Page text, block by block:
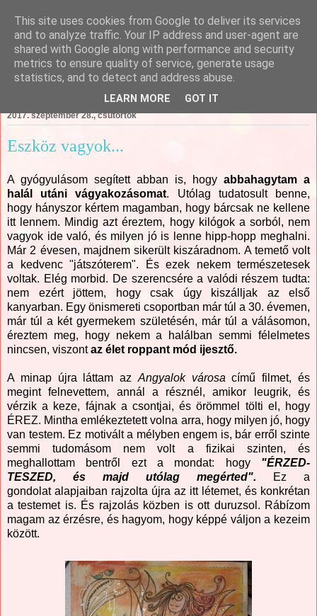
Csajági Ildikó - ÖrömKépek
2017. szeptember 28., csütörtök
Eszköz vagyok...
A gyógyulásom segített abban is, hogy abbahagytam a
halál utáni vágyakozásomat. Utólag tudatosult benne,
hogy hányszor kértem magamban, hogy bárcsak ne kellene
itt lennem. Mindig azt éreztem, hogy kilógok a sorból, nem
vagyok ide való, és milyen jó is lenne hipp-hopp meghalni.
Már 2 évesen, majdnem sikerült kiszáradnom. A temető volt
a kedvenc "játszóterem". És ezek nekem természetesek
voltak. Elég morbid. De szerencsére a valódi részem tudta:
nem ezért jöttem, hogy csak úgy kiszálljak az első
kanyarban. Egy önismereti csoportban már túl a 30. évemen,
már túl a két gyermekem születésén, már túl a válásomon,
éreztem meg, hogy nekem a halálban semmi félelmetes
nincsen, viszontaz élet roppant mód ijesztő.
A minap újra láttam az Angyalok városa című filmet, és
megint felnevettem, annál a résznél, amikor leugrik, és
vérzik a keze, fájnak a csontjai, és örömmel tölti el, hogy
ÉREZ. Mintha emlékeztetett volna arra, hogy milyen jó, hogy
van testem. Ez motivált a mélyben engem is, bár erről szinte
semmi tudomásom nem volt a fizikai szinten, és
meghallottam bentről ezt a mondat: hogy "ÉRZED-
TESZED, és majd utólag megérted".
Ez a
gondolat alapjaiban rajzolta újra az itt létemet, és konkrétan
a testemet is. És rajzolás közben is ott duruzsol. Rábízom
magam az érzésre, és hagyom, hogy képpé váljon a kezeim
között.
This site uses cookies from Google to deliver its services
and to analyze traffic. Your IP address and user-agent are
shared with Google along with performance and security
metrics to ensure quality of service, generate usage
statistics, and to detect and address abuse.
LEARN MORE GOT IT